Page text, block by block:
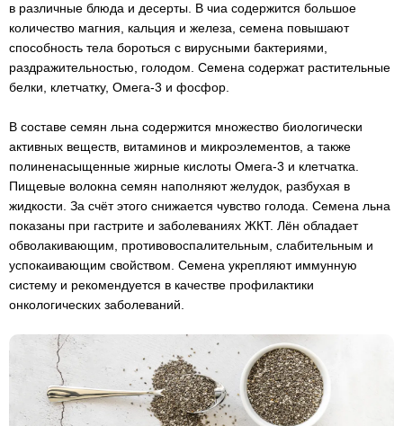
в различные блюда и десерты. В чиа содержится большое
количество магния, кальция и железа, семена повышают
способность тела бороться с вирусными бактериями,
раздражительностью, голодом. Семена содержат растительные
белки, клетчатку, Омега-3 и фосфор.
В составе семян льна содержится множество биологически
активных веществ, витаминов и микроэлементов, а также
полиненасыщенные жирные кислоты Омега-3 и клетчатка.
Пищевые волокна семян наполняют желудок, разбухая в
жидкости. За счёт этого снижается чувство голода. Семена льна
показаны при гастрите и заболеваниях ЖКТ. Лён обладает
обволакивающим, противовоспалительным, слабительным и
успокаивающим свойством. Семена укрепляют иммунную
систему и рекомендуется в качестве профилактики
онкологических заболеваний.